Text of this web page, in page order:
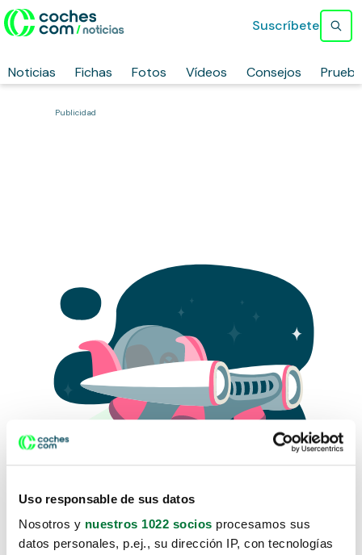
Uso responsable de sus datos
Nosotros y nuestros 1022 socios procesamos sus
datos personales, p.ej., su dirección IP, con tecnologías
Noticias Fichas Fotos Vídeos Consejos
Suscríbete
Publicidad